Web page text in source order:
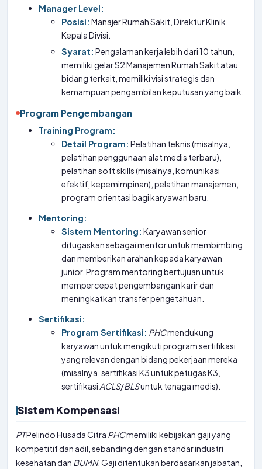
Manager Level:
Posisi: Manajer Rumah Sakit, Direktur Klinik,
Kepala Divisi.
Syarat: Pengalaman kerja lebih dari 10 tahun,
memiliki gelar S2 Manajemen Rumah Sakit atau
bidang terkait, memiliki visi strategis dan
kemampuan pengambilan keputusan yang baik.
Program Pengembangan
Training Program:
Detail Program: Pelatihan teknis (misalnya,
pelatihan penggunaan alat medis terbaru),
pelatihan soft skills (misalnya, komunikasi
efektif, kepemimpinan), pelatihan manajemen,
program orientasi bagi karyawan baru.
Mentoring:
Sistem Mentoring: Karyawan senior
ditugaskan sebagai mentor untuk membimbing
dan memberikan arahan kepada karyawan
junior. Program mentoring bertujuan untuk
mempercepat pengembangan karir dan
meningkatkan transfer pengetahuan.
Sertifikasi:
Program Sertifikasi: PHCmendukung
karyawan untuk mengikuti program sertifikasi
yang relevan dengan bidang pekerjaan mereka
(misalnya, sertifikasi K3 untuk petugas K3,
sertifikasi ACLS/BLSuntuk tenaga medis).
Sistem Kompensasi
PTPelindo Husada Citra PHCmemiliki kebijakan gaji yang
kompetitif dan adil, sebanding dengan standar industri
kesehatan dan BUMN. Gaji ditentukan berdasarkan jabatan,